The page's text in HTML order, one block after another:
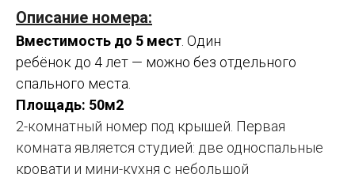
Описание номера:
Вместимость до 5 мест. Один
ребёнок до 4 лет — можно без отдельного
спального места.
Площадь: 50м2
2-комнатный номер под крышей. Первая
комната является студией: две односпальные
кровати и мини-кухня с небольшой